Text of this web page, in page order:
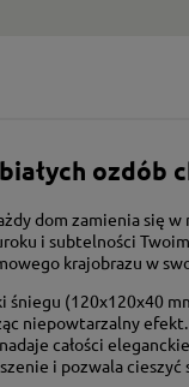
ozdób
dom zamienia się
i subtelności
krajobrazu w
śniegu (120x120x40
efekt.
całości
i pozwala